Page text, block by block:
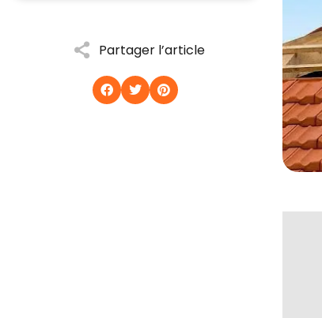
Partager l’article